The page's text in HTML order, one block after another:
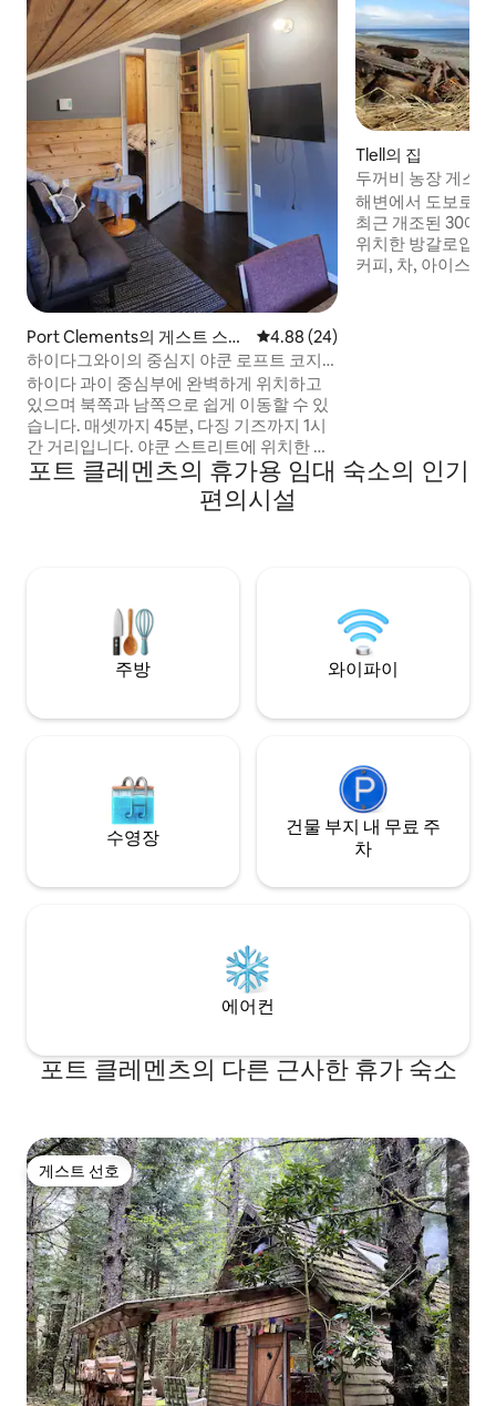
Port Clements의 게스트 스위
트
평점 4.88점(5점 만점), 후기 24
4.88 (24)
하이다그와이의 중심지 야쿤 로프트 코지
프라이빗 니어 오션
하이다 과이 중심부에 완벽하게 위치하고
있으며 북쪽과 남쪽으로 쉽게 이동할 수 있
습니다. 매셋까지 45분, 다징 기즈까지 1시
간 거리입니다. 야쿤 스트리트에 위치한 따
뜻한 우드 악센트가 돋보이는 이 새롭고 아
늑한 로프트에서 휴식을 취하고 재충전하
세요. 야쿤 로프트는 소박한 매력과 현대적
이곳은 하이다 과이의 아름다움을 탐험하
기에 좋은 아늑한 거점입니다.
Tlell의 집
두꺼비 농장 게스
해변에서 도보로 5
최근 개조된 30에
위치한 방갈로입
커피, 차, 아이스크
포트 클레멘츠의 휴가용 임대 숙소의 인기
편의시설
주방 와이파이
수영장
건물 부지 내 무료 주
차
에어컨
포트 클레멘츠의 다른 근사한 휴가 숙소
게스트 선호
게스트 선호